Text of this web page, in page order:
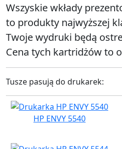
Wszyskie wkłady
to produkty najwyższej
Twoje wydruki będą
Cena tych kartridżów to
Tusze pasują do drukarek:
HP ENVY 5540